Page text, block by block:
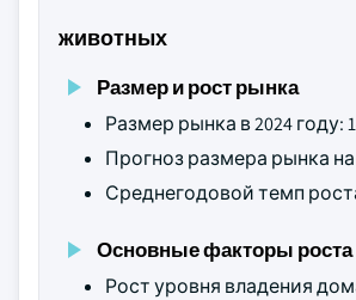
животных
Размер и рост рынка
Размер рынка в 2024
Прогноз размера рынка
Среднегодовой темп роста
Основные факторы
Рост уровня владения